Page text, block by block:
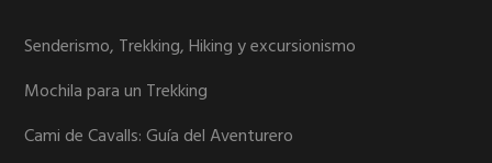
Senderismo, Trekking, Hiking y excursionismo
Mochila para un Trekking
Cami de Cavalls: Guía del Aventurero